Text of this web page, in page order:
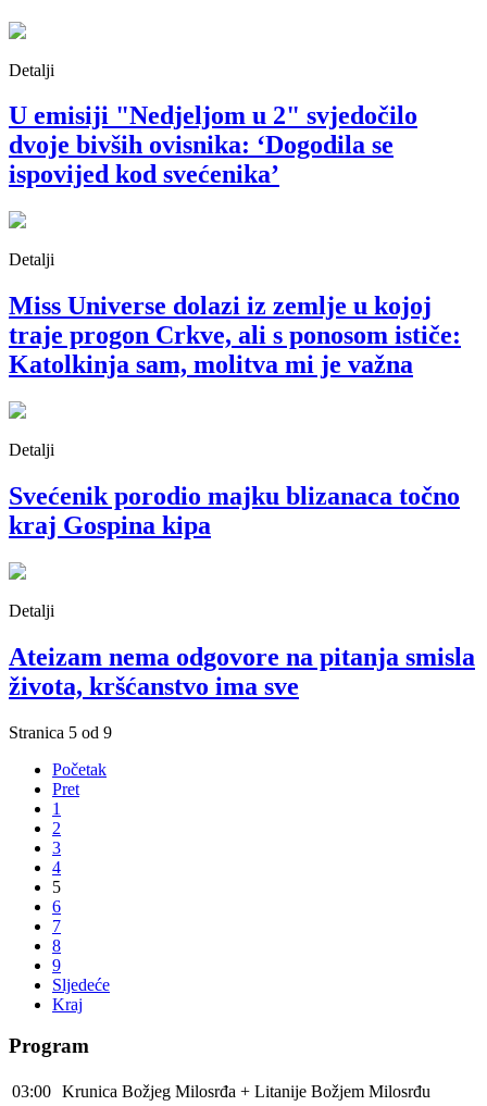
Detalji
U emisiji "Nedjeljom u 2" svjedočilo
dvoje bivših ovisnika: ‘Dogodila se
ispovijed kod svećenika’
Detalji
Miss Universe dolazi iz zemlje u kojoj
traje progon Crkve, ali s ponosom ističe:
Katolkinja sam, molitva mi je važna
Detalji
Svećenik porodio majku blizanaca točno
kraj Gospina kipa
Detalji
Ateizam nema odgovore na pitanja smisla
života, kršćanstvo ima sve
Stranica 5 od 9
Početak
Pret
1
2
3
4
5
6
7
8
9
Sljedeće
Kraj
Program
03:00 Krunica Božjeg Milosrđa + Litanije Božjem Milosrđu